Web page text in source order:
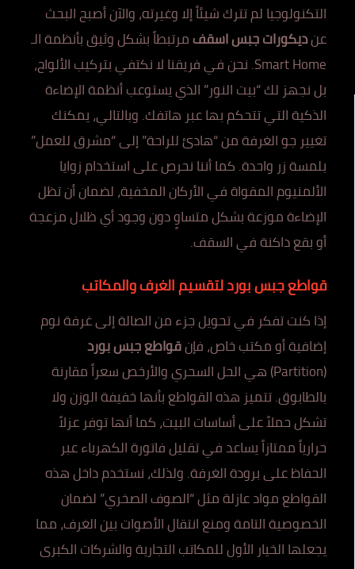
التكنولوجيا لم تترك شيئاً إلا وغيرته، والآن أصبح البحث
عنديكورات جبس اسقفمرتبطاً بشكل وثيق بأنظمة الـ
Smart Home. نحن في فريقنا لا نكتفي بتركيب الألواح،
بل نجهز لك “بيت النور” الذي يستوعب أنظمة الإضاءة
الذكية التي تتحكم بها عبر هاتفك. وبالتالي، يمكنك
تغيير جو الغرفة من “هادئ للراحة” إلى “مشرق للعمل”
بلمسة زر واحدة. كما أننا نحرص على استخدام زوايا
الألمنيوم المقواة في الأركان المخفية، لضمان أن تظل
الإضاءة موزعة بشكل متساوٍ دون وجود أي ظلال مزعجة
أو بقع داكنة في السقف.
قواطع جبس بورد لتقسيم الغرف والمكاتب
إذا كنت تفكر في تحويل جزء من الصالة إلى غرفة نوم
إضافية أو مكتب خاص، فإنقواطع جبس بورد
(Partition) هي الحل السحري والأرخص سعراً مقارنة
بالطابوق. تتميز هذه القواطع بأنها خفيفة الوزن ولا
تشكل حملاً على أساسات البيت، كما أنها توفر عزلاً
حرارياً ممتازاً يساعد في تقليل فاتورة الكهرباء عبر
الحفاظ على برودة الغرفة. ولذلك، نستخدم داخل هذه
القواطع مواد عازلة مثل “الصوف الصخري” لضمان
الخصوصية التامة ومنع انتقال الأصوات بين الغرف، مما
يجعلها الخيار الأول للمكاتب التجارية والشركات الكبرى